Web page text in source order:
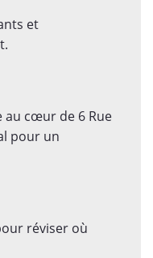
et
au cœur de 6 Rue
pour un
réviser où